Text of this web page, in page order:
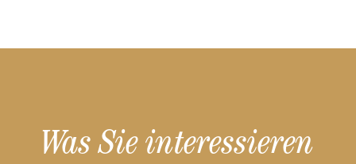
Was Sie interessieren